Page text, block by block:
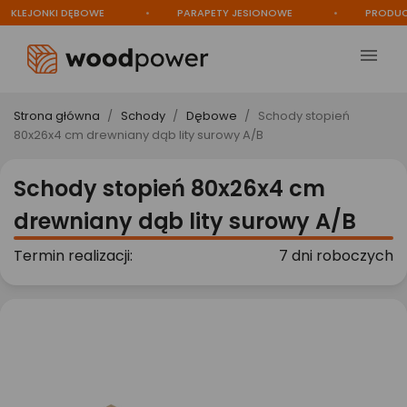
DĘBOWE PARAPETY JESIONOWE

Strona główna Schody Dębowe
Schody stopień
80x26x4 cm drewniany dąb lity surowy A/B
Schody stopień 80x26x4 cm
drewniany dąb lity surowy A/B
Termin realizacji: 7 dni roboczych